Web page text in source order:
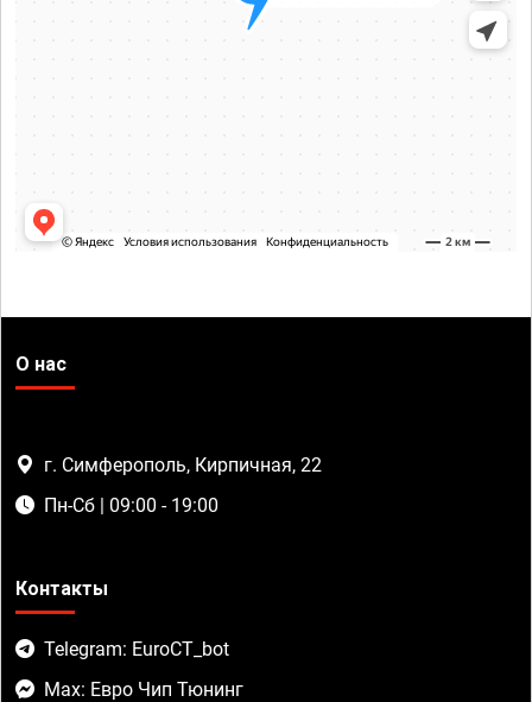
О нас
г. Симферополь, Кирпичная, 22
Пн-Сб | 09:00 - 19:00
Контакты
Telegram: EuroCT_bot
Max: Евро Чип Тюнинг